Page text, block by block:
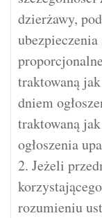
dzierżawy,
ubezpieczenia
traktowaną
dniem
traktowaną
ogłoszenia
2. Jeżeli
rozumieniu